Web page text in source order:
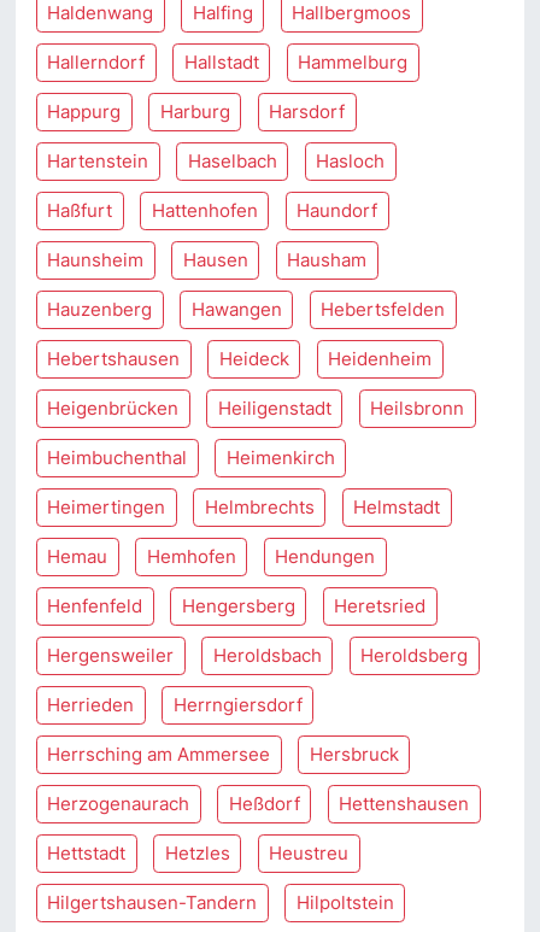
Haldenwang Halfing Hallbergmoos
Hallerndorf Hallstadt Hammelburg
Happurg Harburg Harsdorf
Hartenstein Haselbach Hasloch
Haßfurt Hattenhofen Haundorf
Haunsheim Hausen Hausham
Hauzenberg Hawangen Hebertsfelden
Hebertshausen Heideck Heidenheim
Heigenbrücken Heiligenstadt Heilsbronn
Heimbuchenthal Heimenkirch
Heimertingen Helmbrechts Helmstadt
Hemau Hemhofen Hendungen
Henfenfeld Hengersberg Heretsried
Hergensweiler Heroldsbach Heroldsberg
Herrieden Herrngiersdorf
Herrsching am Ammersee Hersbruck
Herzogenaurach Heßdorf Hettenshausen
Hettstadt Hetzles Heustreu
Hilgertshausen-Tandern Hilpoltstein